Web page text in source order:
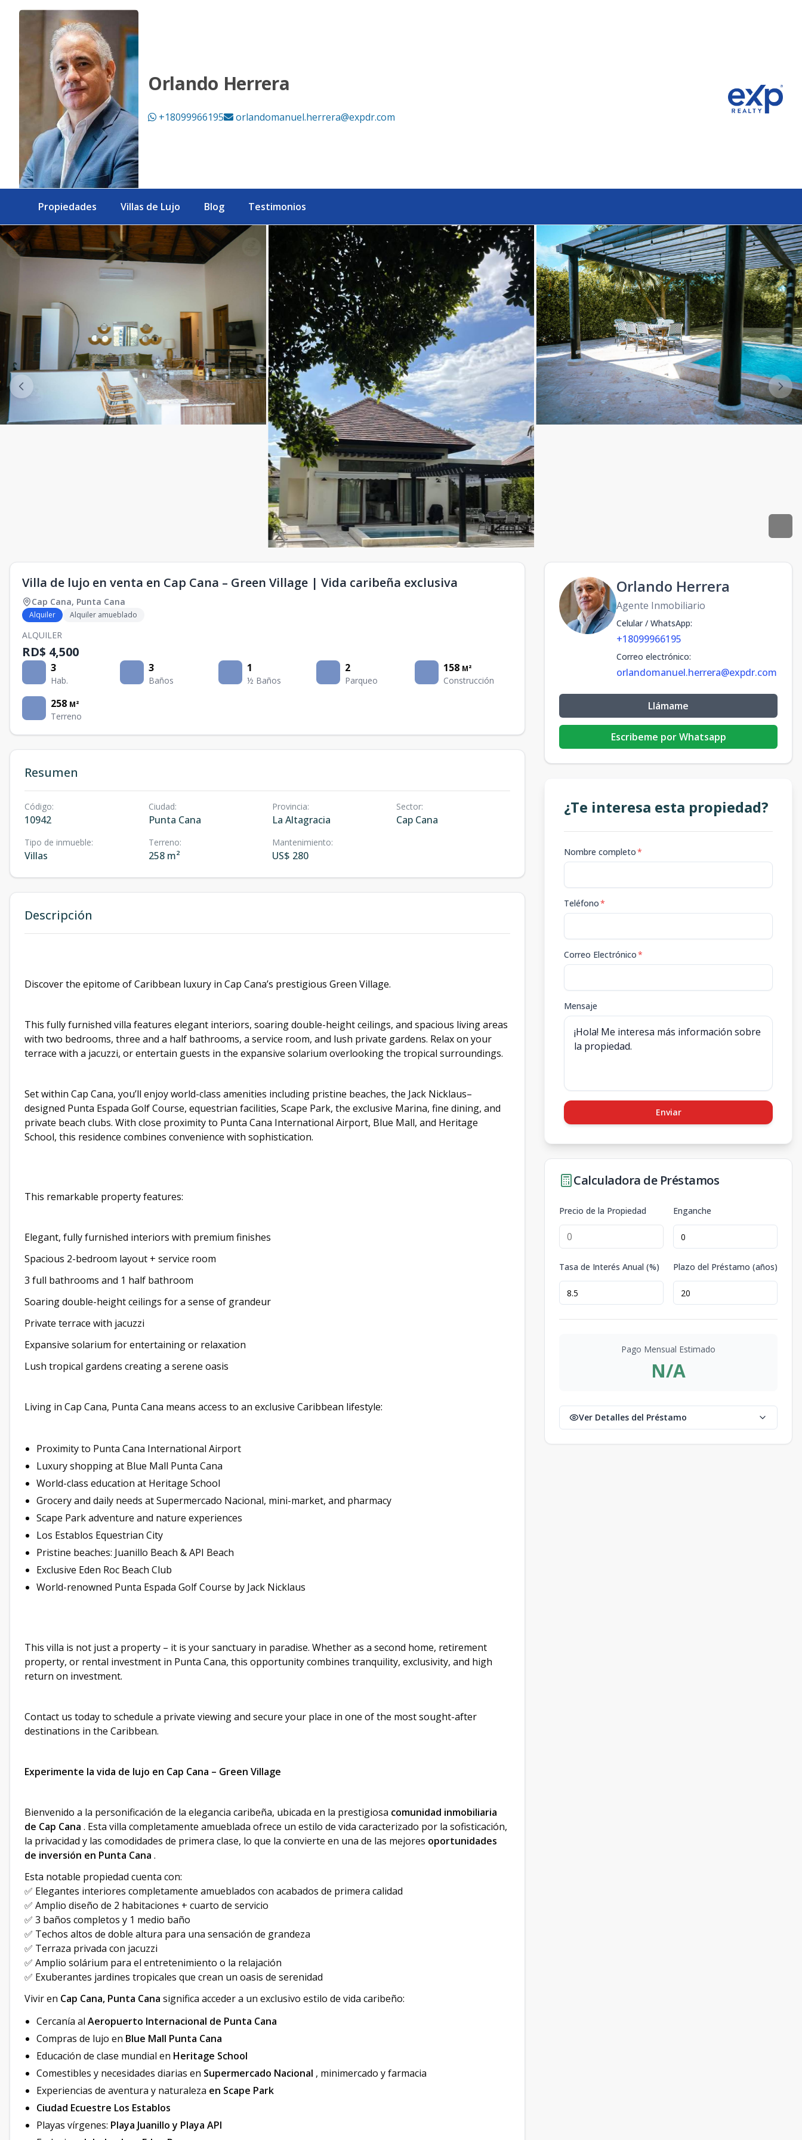
Orlando Herrera
+18099966195 orlandomanuel.herrera@expdr.com
Propiedades Villas de Lujo Blog Testimonios
Villa de lujo en venta en Cap Cana – Green Village | Vida caribeña exclusiva
Cap Cana, Punta Cana
Alquiler Alquiler amueblado
ALQUILER
RD$ 4,500
3
Hab.
3
Baños
1
½ Baños
2
Parqueo
158 M²
Construcción
258 M²
Terreno
Resumen
Código:
10942
Ciudad:
Punta Cana
Provincia:
La Altagracia
Sector:
Cap Cana
Tipo de inmueble:
Villas
Terreno:
258 m²
Mantenimiento:
US$ 280
Descripción
Discover the epitome of Caribbean luxury in Cap Cana’s prestigious Green Village.
This fully furnished villa features elegant interiors, soaring double-height ceilings, and spacious living areas
with two bedrooms, three and a half bathrooms, a service room, and lush private gardens. Relax on your
terrace with a jacuzzi, or entertain guests in the expansive solarium overlooking the tropical surroundings.
Set within Cap Cana, you’ll enjoy world-class amenities including pristine beaches, the Jack Nicklaus–
designed Punta Espada Golf Course, equestrian facilities, Scape Park, the exclusive Marina, fine dining, and
private beach clubs. With close proximity to Punta Cana International Airport, Blue Mall, and Heritage
School, this residence combines convenience with sophistication.
This remarkable property features:
Elegant, fully furnished interiors with premium finishes
Spacious 2-bedroom layout + service room
3 full bathrooms and 1 half bathroom
Soaring double-height ceilings for a sense of grandeur
Private terrace with jacuzzi
Expansive solarium for entertaining or relaxation
Lush tropical gardens creating a serene oasis
Living in Cap Cana, Punta Cana means access to an exclusive Caribbean lifestyle:
Proximity to Punta Cana International Airport
Luxury shopping at Blue Mall Punta Cana
World-class education at Heritage School
Grocery and daily needs at Supermercado Nacional, mini-market, and pharmacy
Scape Park adventure and nature experiences
Los Establos Equestrian City
Pristine beaches: Juanillo Beach & API Beach
Exclusive Eden Roc Beach Club
World-renowned Punta Espada Golf Course by Jack Nicklaus
This villa is not just a property – it is your sanctuary in paradise. Whether as a second home, retirement
property, or rental investment in Punta Cana, this opportunity combines tranquility, exclusivity, and high
return on investment.
Contact us today to schedule a private viewing and secure your place in one of the most sought-after
destinations in the Caribbean.
Experimente la vida de lujo en Cap Cana – Green Village
Bienvenido a la personificación de la elegancia caribeña, ubicada en la prestigiosa comunidad inmobiliaria
de Cap Cana . Esta villa completamente amueblada ofrece un estilo de vida caracterizado por la sofisticación,
la privacidad y las comodidades de primera clase, lo que la convierte en una de las mejores oportunidades
de inversión en Punta Cana .
Esta notable propiedad cuenta con:
✅ Elegantes interiores completamente amueblados con acabados de primera calidad
✅ Amplio diseño de 2 habitaciones + cuarto de servicio
✅ 3 baños completos y 1 medio baño
✅ Techos altos de doble altura para una sensación de grandeza
✅ Terraza privada con jacuzzi
✅ Amplio solárium para el entretenimiento o la relajación
✅ Exuberantes jardines tropicales que crean un oasis de serenidad
Vivir en Cap Cana, Punta Cana significa acceder a un exclusivo estilo de vida caribeño:
Cercanía al Aeropuerto Internacional de Punta Cana
Compras de lujo en Blue Mall Punta Cana
Educación de clase mundial en Heritage School
Comestibles y necesidades diarias en Supermercado Nacional , minimercado y farmacia
Experiencias de aventura y naturaleza en Scape Park
Ciudad Ecuestre Los Establos
Playas vírgenes: Playa Juanillo y Playa API
Orlando Herrera
Agente Inmobiliario
Celular / WhatsApp:
+18099966195
Correo electrónico:
orlandomanuel.herrera@expdr.com
Llámame
Escribeme por Whatsapp
¿Te interesa esta propiedad?
Nombre completo*
Teléfono*
Correo Electrónico*
Mensaje
Enviar
Calculadora de Préstamos
Precio de la Propiedad Enganche
Tasa de Interés Anual (%) Plazo del Préstamo (años)
Pago Mensual Estimado
N/A
Ver Detalles del Préstamo
Villa de lujo en venta en Cap Cana – Green Village | Vida caribeña exclusiva - eXp Realty República Dominicana